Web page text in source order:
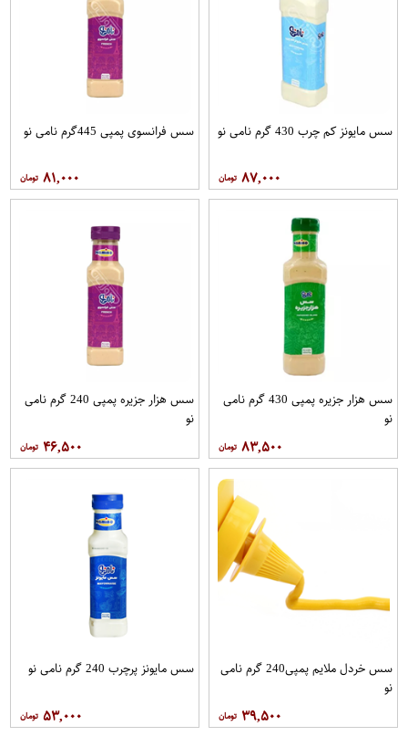
سس مایونز کم چرب 430 گرم نامی نو
۸۷,۰۰۰
سس فرانسوی پمپی 445گرم نامی نو
۸۱,۰۰۰
سس هزار جزیره پمپی 430 گرم نامی
نو
۸۳,۵۰۰
سس هزار جزیره پمپی 240 گرم نامی
نو
۴۶,۵۰۰
سس خردل ملایم پمپی240 گرم نامی
نو
۳۹,۵۰۰
سس مایونز پرچرب 240 گرم نامی نو
۵۳,۰۰۰